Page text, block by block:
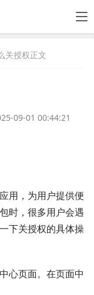
关授权正文
09-01 00:44:21
用，为用户提供便
时，很多用户会遇
下关授权的具体操
心页面。在页面中